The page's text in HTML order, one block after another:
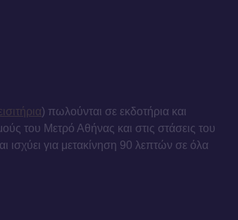
) πωλούνται σε εκδοτήρια και
του Μετρό Αθήνας και στις στάσεις του
ισχύει για μετακίνηση 90 λεπτών σε όλα